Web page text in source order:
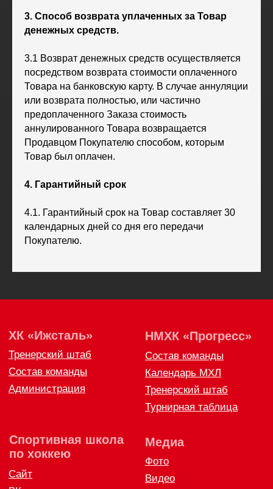
3. Способ возврата уплаченных за Товар
денежных средств.
3.1 Возврат денежных средств осуществляется
посредством возврата стоимости оплаченного
Товара на банковскую карту. В случае аннуляции
или возврата полностью, или частично
предоплаченного Заказа стоимость
аннулированного Товара возвращается
Продавцом Покупателю способом, которым
Товар был оплачен.
4. Гарантийный срок
4.1. Гарантийный срок на Товар составляет 30
календарных дней со дня его передачи
Покупателю.
Политика конфиденциальности
Согласие на обработку персональных данных
Правила возврата и обмена товара
ОГРН 1261800004751, ИНН 1800050073
г. Ижевск, ул. Свободы, д. 82а
8 (3412) 572062 (доб. 1)
izhstal@mail.ru